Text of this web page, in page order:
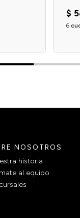
$
6
NOSOTROS
historia
al equipo